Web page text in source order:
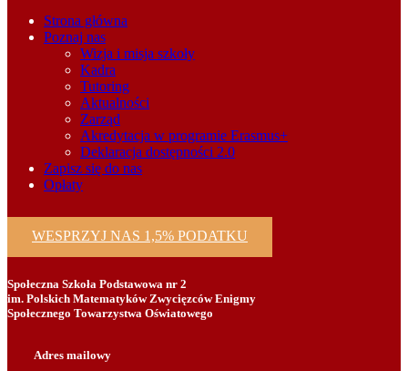
Strona główna
Poznaj nas
Wizja i misja szkoły
Kadra
Tutoring
Aktualności
Zarząd
Akredytacja w programie Erasmus+
Deklaracja dostępności 2.0
Zapisz się do nas
Opłaty
WESPRZYJ NAS 1,5% PODATKU
Społeczna Szkoła Podstawowa nr 2
im. Polskich Matematyków Zwycięzców Enigmy
Społecznego Towarzystwa Oświatowego
Adres mailowy